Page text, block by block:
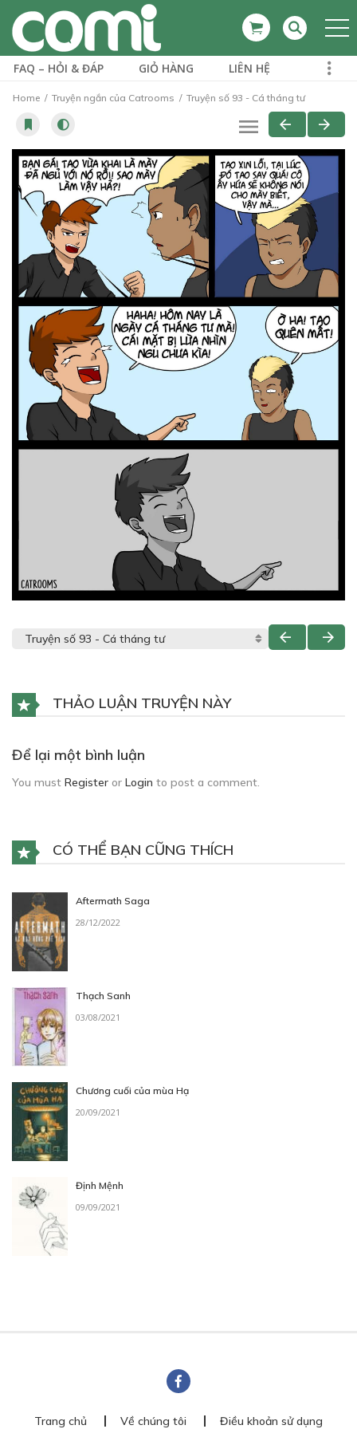
FAQ – HỎI & ĐÁP GIỎ HÀNG LIÊN HỆ
Home Truyện ngắn của Catrooms Truyện số 93 - Cá tháng tư
THẢO LUẬN TRUYỆN NÀY
Để lại một bình luận
You must Register or Login to post a comment.
CÓ THỂ BẠN CŨNG THÍCH
Aftermath Saga
28/12/2022
Thạch Sanh
03/08/2021
Chương cuối của mùa Hạ
20/09/2021
Định Mệnh
09/09/2021
Trang chủ Về chúng tôi Điều khoản sử dụng